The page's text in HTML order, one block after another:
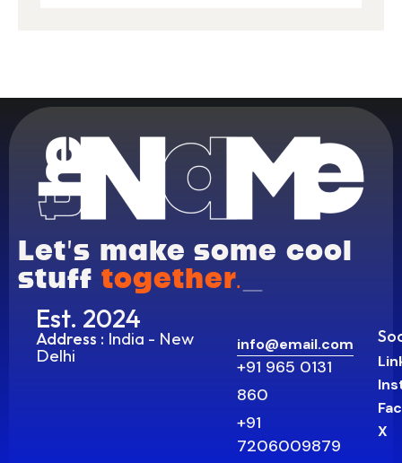
Let’s make some cool
stuff toge_
Est. 2024
Address : India - New
Delhi
info@email.com
+91 965 0131
860
+91
7206009879
X